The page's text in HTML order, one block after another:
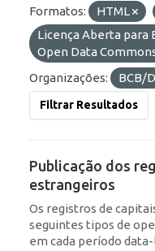
Formatos:
HTML
Licença Aberta para
Open Data
Organizações:
BCB/
Filtrar Resultados
Publicação dos
estrangeiros
Os registros de
seguintes tipos de
em cada período